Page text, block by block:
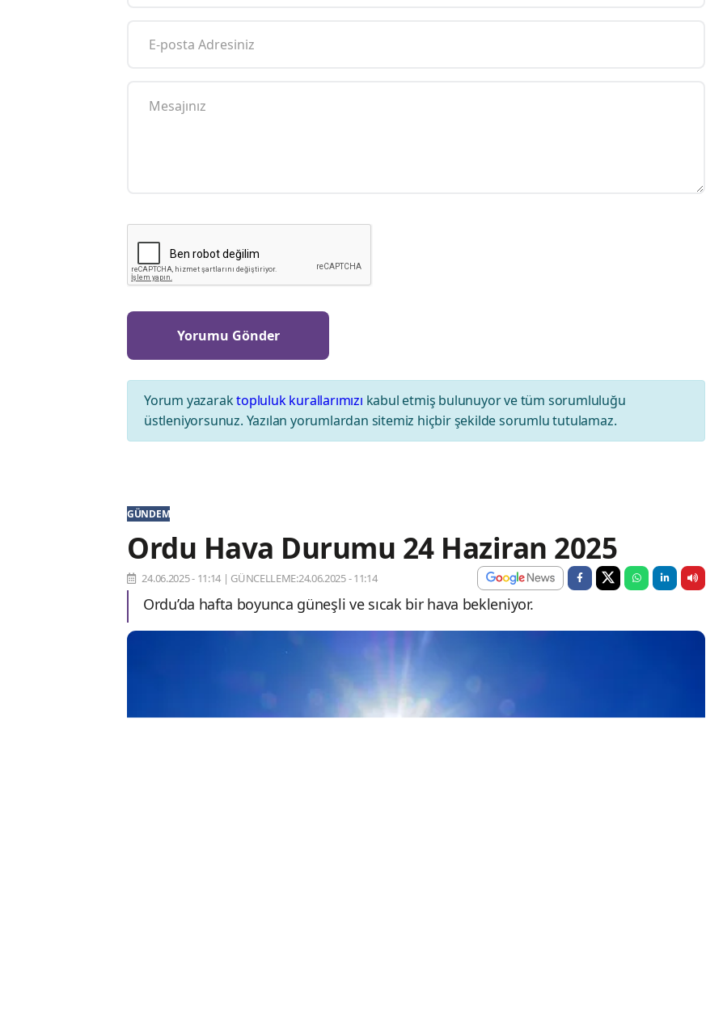
Yorum yazaraktopluluk kurallarımızı kabul etmiş bulunuyor ve tüm sorumluluğu
üstleniyorsunuz. Yazılan yorumlardan sitemiz hiçbir şekilde sorumlu tutulamaz.
GÜNDEM
Ordu Hava Durumu 24 Haziran 2025
24.06.2025 - 11:14 | GÜNCELLEME:24.06.2025 - 11:14
Ordu’da hafta boyunca güneşli ve sıcak bir hava bekleniyor.